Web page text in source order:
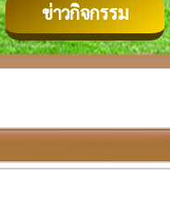
ข่าวกิจกรรม